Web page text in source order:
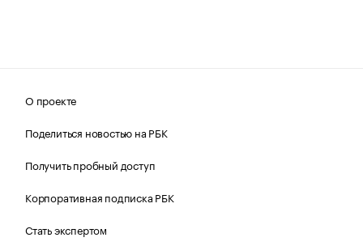
О проекте
Поделиться новостью на РБК
Получить пробный доступ
Корпоративная подписка РБК
Стать экспертом